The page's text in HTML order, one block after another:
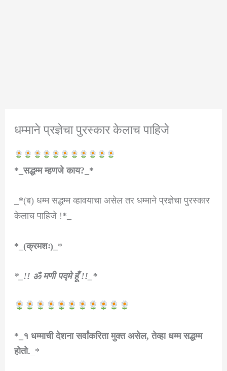
धम्माने प्रज्ञेचा पुरस्कार केलाच पाहिजे
*_सद्धम्म म्हणजे काय?_*
_*(ब) धम्म सद्धम्म व्हावयाचा असेल तर धम्माने प्रज्ञेचा पुरस्कार
केलाच पाहिजे !*_
*_(क्रमशः)_ *
*_!! ॐमणी पद्मे हूँ !!_*
*_१ धम्माची देशना सर्वांकरिता मुक्त असेल, तेव्हा धम्म सद्धम्म
होतो. _*